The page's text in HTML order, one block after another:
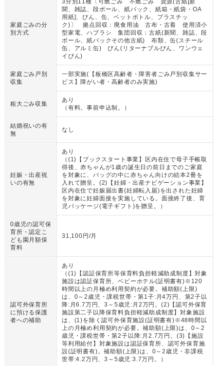
家庭ごみの分
別方式
聞、雑誌、段ボール、紙パック、紙箱・紙袋・OA
用紙]、びん、缶、ペットボトル、プラスチッ
ク)〕 拠点回収：廃食用油 古布・古着 使用済小
型家電、ハブラシ 集団回収：古紙(新聞、雑誌、段
ボール、紙パックその他古紙) 布類、缶(スチール
缶、アルミ缶) びん(リターナブルびん、ワンウェ
イびん)
家庭ごみ戸別
収集
一部実施(【板橋区高齢者・障害者ごみ戸別収集サー
ビス】障がい者・高齢者のみ実施)
粗大ごみ収集
あり
（ 有料。事前申込制。 ）
結婚祝いの有
無
なし
妊娠・出産祝
いの有無
あり
（ (1)【ブックスタート事業】区内在住で母子手帳取
得後、赤ちゃんが1歳の誕生日の前日までのご家庭
を対象に、バッグの中に赤ちゃん向けの絵本2冊を
入れて贈呈。(2)【妊婦・出産ナビゲーション事業】
区内在住で妊娠届出書(妊婦転入届)を出された妊婦
を対象に妊婦面接を実施している。面接終了後、育
児パッケージ(電子ギフト)を贈呈。
）
0歳児の認可保
育所・認定こ
ども園月額保
育料
31,100円/月
認可外保育所
に預ける保護
者への補助
あり
（ (1)【認証保育所等保育料負担軽減助成制度】対象
施設は認証保育所、ベビーホテル(証明書有)※120
時間以上の月極め利用契約が必要。補助額(上限)
は、0～2歳児・課税世帯・第1子:月4万円、第2子以
降:月6.7万円、3～5歳児:月2万円。(2)【認可外保育
施設第二子以降保育料負担軽減助成制度】対象施設
は、(1)を除く認可外保育施設(証明書有)※48時間以
上の月極め利用契約が必要。補助額(上限)は、0～2
歳児・課税世帯・第2子以降:月2.7万円。(3)【施設
等利用給付】対象施設は認証保育所、認可外保育施
設(証明書有)。補助額(上限)は、0～2歳児・非課税
世帯:4.2万円、3～5歳児:3.7万円。
）